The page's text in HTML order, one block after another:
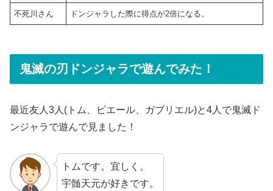
不死川さん ドンジャラした際に得点が2倍になる。
鬼滅の刃ドンジャラで遊んでみた！
最近友人3人(トム、ピエール、ガブリエル)と4人で鬼滅ド
ンジャラで遊んで見ました！
トムです。宜しく。
宇髄天元が好きです。